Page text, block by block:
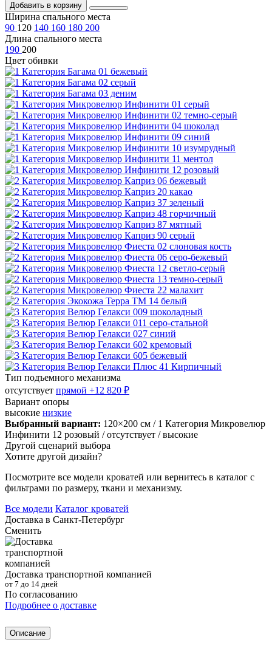
Добавить в корзину
Ширина спального места
90 120 140 160 180 200
Длина спального места
190 200
Цвет обивки
Тип подъемного механизма
отсутствует прямой +12 820 ₽
Вариант опоры
высокие низкие
Выбранный вариант: 120×200 см / 1 Категория Микровелюр
Инфинити 12 розовый / отсутствует / высокие
Другой сценарий выбора
Хотите другой дизайн?
Посмотрите все модели кроватей или вернитесь в каталог с
фильтрами по размеру, ткани и механизму.
Все модели Каталог кроватей
Доставка в Санкт-Петербург
Сменить
Доставка транспортной компанией
от 7 до 14 дней
По согласованию
Подробнее о доставке
Описание